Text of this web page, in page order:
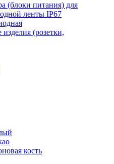
(блоки питания) для
ленты IP67
(розетки,
кость